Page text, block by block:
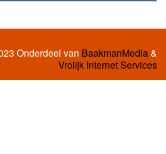
Onderdeel van BaakmanMedia&
Vrolijk Internet Services